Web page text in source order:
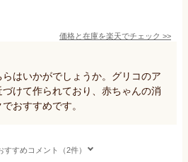
価格と在庫を楽天でチェック >>
はいかがでしょうか。グリコのア
けて作られており、赤ちゃんの消
おすすめです。
すすめコメント（2件）